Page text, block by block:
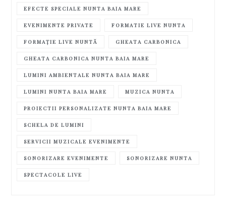
EFECTE SPECIALE NUNTA BAIA MARE
EVENIMENTE PRIVATE FORMATIE LIVE NUNTA
FORMAȚIE LIVE NUNTĂ GHEATA CARBONICA
GHEATA CARBONICA NUNTA BAIA MARE
LUMINI AMBIENTALE NUNTA BAIA MARE
LUMINI NUNTA BAIA MARE MUZICA NUNTA
PROIECTII PERSONALIZATE NUNTA BAIA MARE
SCHELA DE LUMINI
SERVICII MUZICALE EVENIMENTE
SONORIZARE EVENIMENTE SONORIZARE NUNTA
SPECTACOLE LIVE